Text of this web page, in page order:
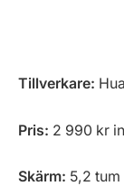
Tillverkare:
Pris: 2 990 kr
Skärm: 5,2 tum